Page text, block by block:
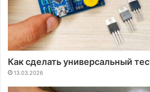
Как сделать универсальный
13.03.2026